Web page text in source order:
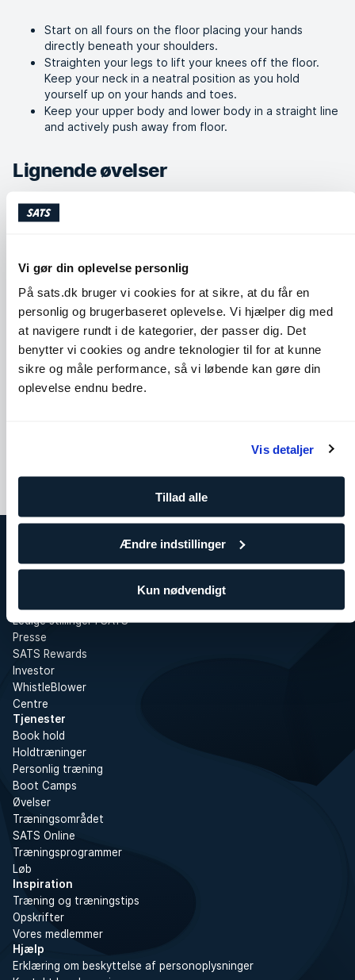
Vi gør din oplevelse personlig
På sats.dk bruger vi cookies for at sikre, at du får en
personlig og brugerbaseret oplevelse. Vi hjælper dig med
at navigere rundt i de kategorier, der passer dig. Det
benytter vi cookies og andre teknologier til for at kunne
sikre og måle performance, så vi løbende kan gøre din
oplevelse endnu bedre.
Vis detaljer
Tillad alle
Ændre indstillinger
Kun nødvendigt
Start on all fours on the floor placing your hands
directly beneath your shoulders.
Straighten your legs to lift your knees off the floor.
Keep your neck in a neatral position as you hold
yourself up on your hands and toes.
Keep your upper body and lower body in a straight line
and actively push away from floor.
Lignende øvelser
Cobra Seated Spinal Twist
Om SATS
Ledige stillinger i SATS
Presse
SATS Rewards
Investor
WhistleBlower
Centre
Tjenester
Book hold
Holdtræninger
Personlig træning
Boot Camps
Øvelser
Træningsområdet
SATS Online
Træningsprogrammer
Løb
Inspiration
Træning og træningstips
Opskrifter
Vores medlemmer
Hjælp
Erklæring om beskyttelse af personoplysninger